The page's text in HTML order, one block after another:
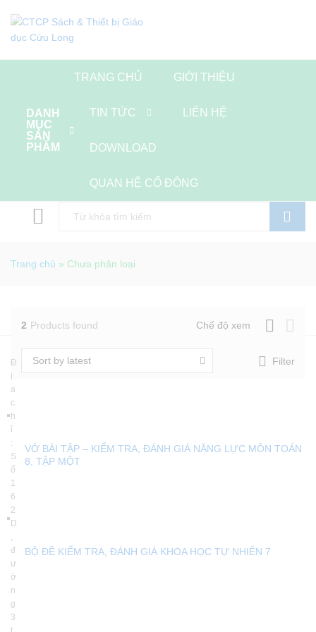
DANH
MỤC
SẢN
PHẨM
TRANG CHỦ GIỚI THIỆU
TIN TỨC LIÊN HỆ
DOWNLOAD
QUAN HỆ CỔ ĐÔNG
Trang chủ » Chưa phân loại
2 Products found Chế độ xem
Filter
Sort by latest
VỞ BÀI TẬP – KIỂM TRA, ĐÁNH GIÁ NĂNG LỰC MÔN TOÁN
8, TẬP MỘT
BỘ ĐỀ KIỂM TRA, ĐÁNH GIÁ KHOA HỌC TỰ NHIÊN 7
Đ
ị
a
c
h
ỉ
:
S
ố
1
6
2
D
,
đ
ư
ờ
n
g
3